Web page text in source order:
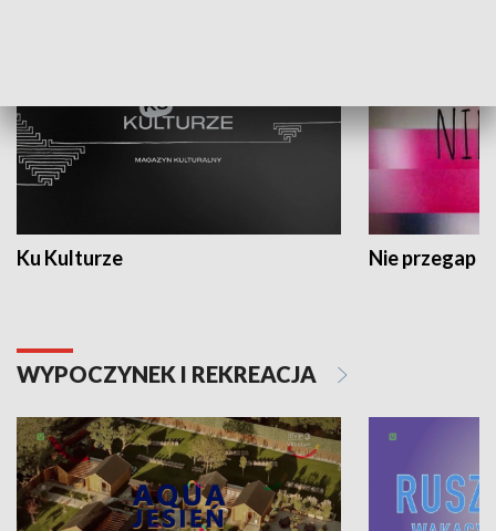
Ku Kulturze Nie przegap
WYPOCZYNEK I REKREACJA